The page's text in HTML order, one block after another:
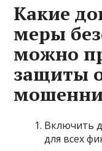
Какие
меры
можно
защиты
Включить
для всех